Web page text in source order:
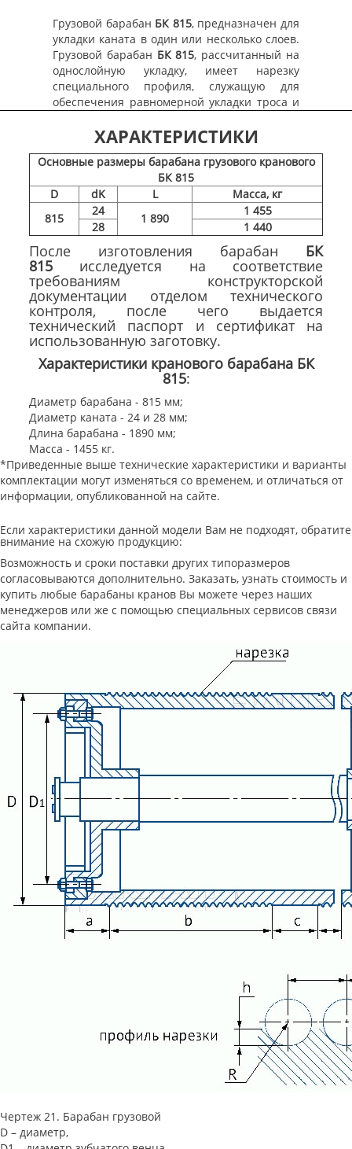
Грузовой барабан БК 815, предназначен для
укладки каната в один или несколько слоев.
Грузовой барабан БК 815, рассчитанный на
однослойную укладку, имеет нарезку
специального профиля, служащую для
обеспечения равномерной укладки троса и
для уменьшения контактного напряжения
Раскрыть содержание описания ---
Закрыть
содержание
ХАРАКТЕРИСТИКИ
Основные размеры барабана грузового кранового
БК 815
D
dK L
Масса, кг
815
24
1 890
1 455
28
1 440
После изготовления барабан БК
815 исследуется на соответствие
требованиям конструкторской
документации отделом технического
контроля, после чего выдается
технический паспорт и сертификат на
использованную заготовку.
Характеристики кранового барабана БК
815:
Диаметр барабана - 815 мм;
Диаметр каната - 24 и 28 мм;
Длина барабана - 1890 мм;
Масса - 1455 кг.
*Приведенные выше технические характеристики и варианты
комплектации могут изменяться со временем, и отличаться от
информации, опубликованной на сайте.
Если характеристики данной модели Вам не подходят, обратите
внимание на схожую продукцию:
Возможность и сроки поставки других типоразмеров
согласовываются дополнительно. Заказать, узнать стоимость и
купить любые барабаны кранов Вы можете через наших
менеджеров или же с помощью специальных сервисов связи
сайта компании.
Чертеж 21. Барабан грузовой
D – диаметр,